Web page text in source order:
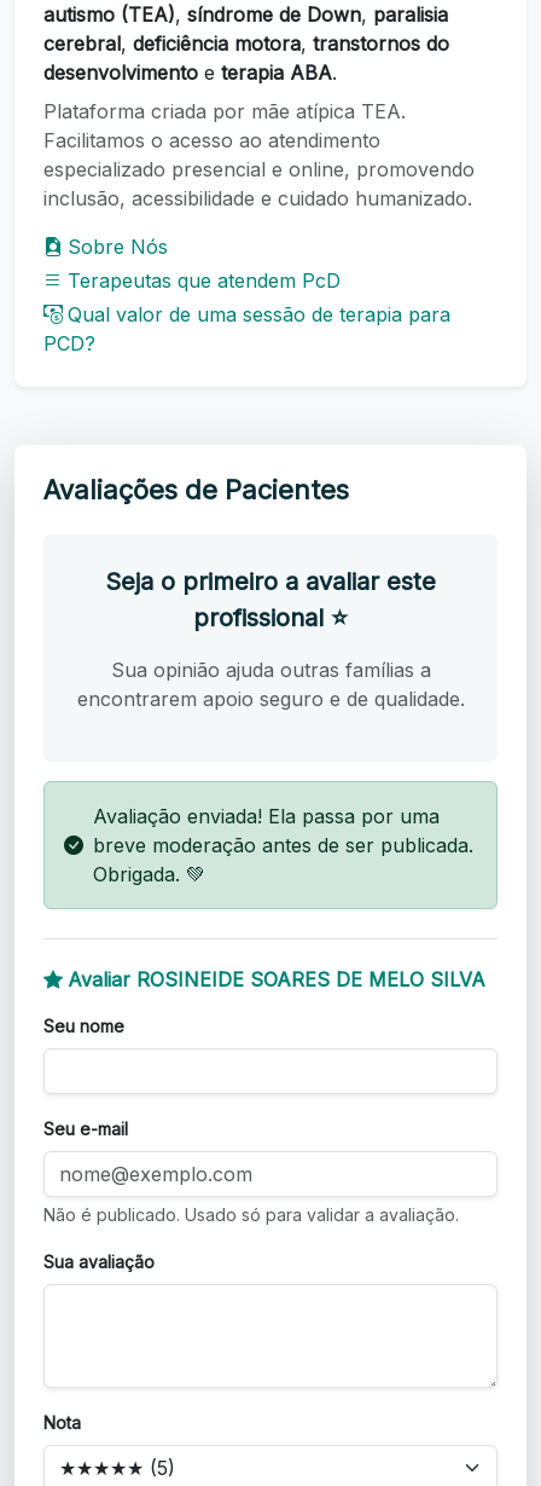
autismo (TEA), síndrome de Down, paralisia
cerebral, deficiência motora, transtornos do
desenvolvimento e terapia ABA.
Plataforma criada por mãe atípica TEA.
Facilitamos o acesso ao atendimento
especializado presencial e online, promovendo
inclusão, acessibilidade e cuidado humanizado.
Sobre Nós
Terapeutas que atendem PcD
Qual valor de uma sessão de terapia para
PCD?
Avaliações de Pacientes
Seja o primeiro a avaliar este
profissional ⭐
Sua opinião ajuda outras famílias a
encontrarem apoio seguro e de qualidade.
Avaliação enviada! Ela passa por uma
breve moderação antes de ser publicada.
Obrigada. 💚
Avaliar ROSINEIDE SOARES DE MELO SILVA
Seu nome
Seu e-mail
Não é publicado. Usado só para validar a avaliação.
Sua avaliação
Nota